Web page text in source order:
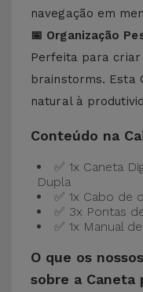
navegação em
📅 Organização
Perfeita para
brainstorms. Esta
natural à
Conteúdo na
✅ 1x Caneta
Dupla
✅ 1x Cabo de
✅ 3x Pontas
✅ 1x Manual
O que os
sobre a Caneta